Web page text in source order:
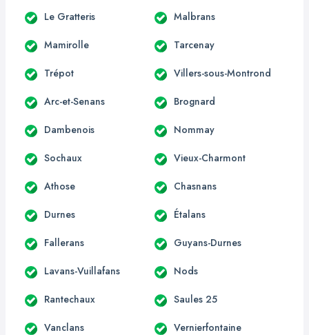
Le Gratteris Malbrans
Mamirolle Tarcenay
Trépot Villers-sous-Montrond
Arc-et-Senans Brognard
Dambenois Nommay
Sochaux Vieux-Charmont
Athose Chasnans
Durnes Étalans
Fallerans Guyans-Durnes
Lavans-Vuillafans Nods
Rantechaux Saules 25
Vanclans Vernierfontaine